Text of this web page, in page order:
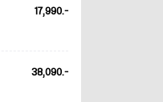
17,990.-
38,090.-